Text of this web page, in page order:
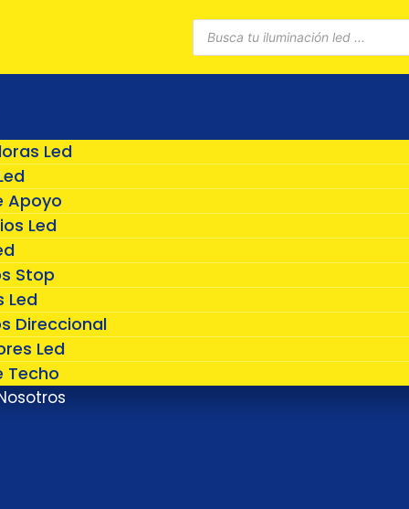
Búsqueda
de
productos
Led
Apoyo
Led
Stop
Led
Direccional
Led
Techo